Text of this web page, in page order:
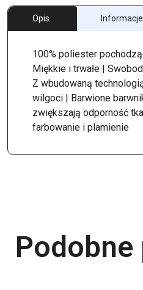
Opis
100% poliester
Miękkie i trwałe |
Z wbudowaną
wilgoci | Barwione
zwiększają odporność
farbowanie i plamienie